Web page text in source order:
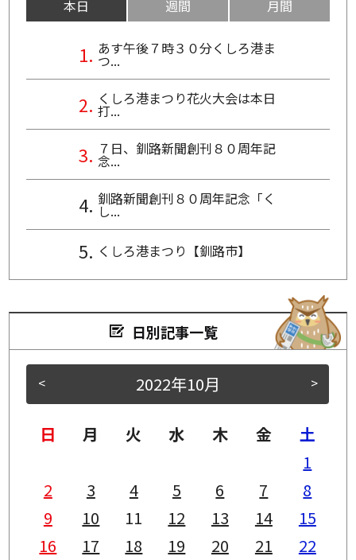
本日 週間 月間
あす午後７時３０分くしろ港ま
つ...
くしろ港まつり花火大会は本日
打...
７日、釧路新聞創刊８０周年記
念...
釧路新聞創刊８０周年記念「く
し...
くしろ港まつり【釧路市】
日別記事一覧
< >
2022年10月
日 月 火 水 木 金
土
1
2
3 4 5 6 7
8
9
10 11 12 13 14
15
16
17 18 19 20 21
22